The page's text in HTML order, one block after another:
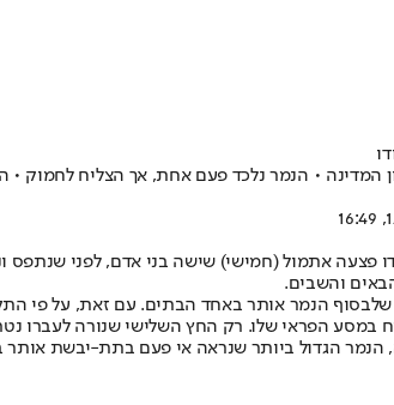
המדינה • הנמר נלכד פעם אחת, אך הצליח לחמוק
פצעה אתמול (חמישי) שישה בני אדם, לפני שנתפס
והשבים.
הנמר אותר באחד הבתים. עם זאת, על פי
במסע הפראי שלו. רק החץ השלישי שנורה לעברו
שנראה אי פעם בתת-יבשת אותר ב-2016. מדובר בנמר טרף שאורכו 2.61 מטרים והוא שוקל 70